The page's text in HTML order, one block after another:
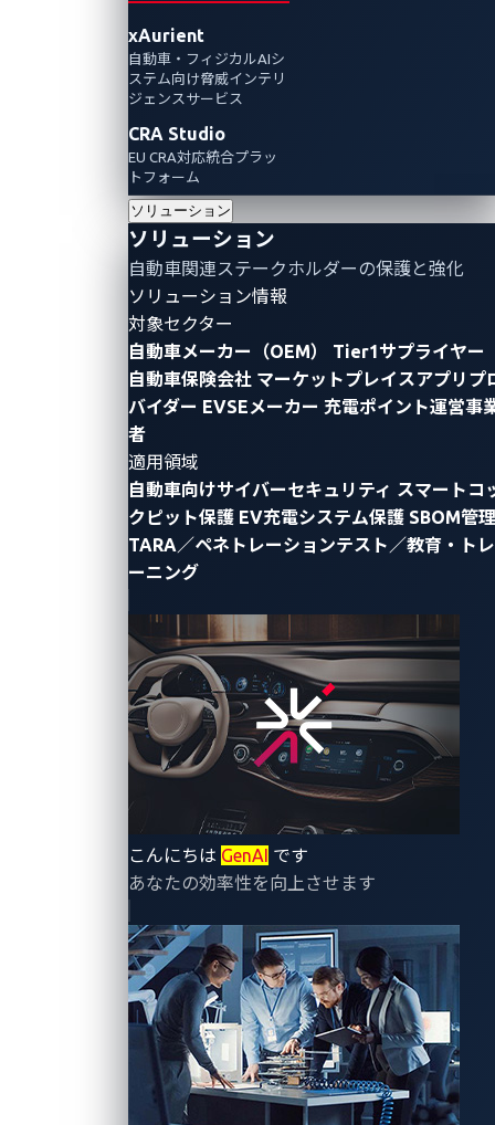
xAurient
自動車・フィジカルAIシ
ステム向け脅威インテリ
ジェンスサービス
CRA Studio
EU CRA対応統合プラッ
トフォーム
ソリューション
ソリューション
自動車関連ステークホルダーの保護と強化
ソリューション情報
対象セクター
自動車メーカー（OEM）
Tier1サプライヤー
自動車保険会社 マーケットプレイスアプリプ
バイダー EVSEメーカー 充電ポイント運営事
者
適用領域
自動車向けサイバーセキュリティ スマートコ
クピット保護 EV充電システム保護 SBOM管理
TARA／ペネトレーションテスト／教育・トレ
ーニング
こんにちは GenAI です
あなたの効率性を向上させます
By Jonathan Andersson (Senior Manager –
Security Researcher, Zero Day Initiative)
この2部構成のブログシリーズでは、脆弱性の発見が
いかに重要か、そして脆弱性が迅速に対処されない場
合に生じる潜在的なサイバー脅威を明らかにする3つ
の攻撃シナリオを検討します。第1回の本稿では、こ
れらの攻撃シナリオのうち2つに注目し、トレンドマ
ゼロデイイニシアチブ（ZDI）プログラムに
所属するリサーチャーたちが電気自動車（EV）充電器
の分野で行った調査について解説します。ZDIは、今
共同ホストを務めます。
自宅用EV充電器からのファー
ムウェア抽出
この最初の攻撃シナリオでは、物理的にアクセスでき
る自宅用EV充電器からファームウェアを抽出する方法
を示します。ファームウェアの抽出は、デバイスに関
するさらなる調査を実施する際、セキュリティ上の欠
陥を見つける上で最初の重要なステップです。
ファームウェアは一般的にNANDのような永続的なメ
モリデバイスに保存されています。そのため、抽出過
程では、デバイスのメモリに保存されたファームウェ
アイメージが読み取られてコピーされます。これを行
うために、プリント基板で広く使用される業界標準の